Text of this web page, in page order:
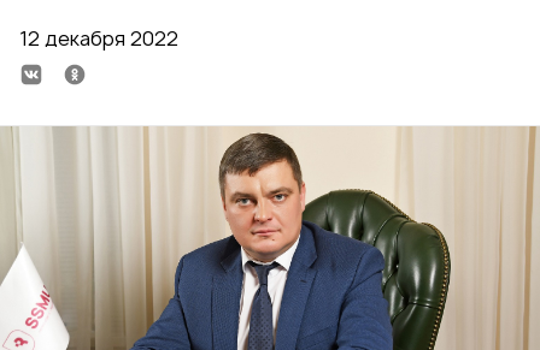
12 декабря 2022